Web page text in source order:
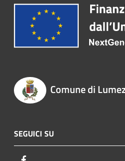
Comune di
SEGUICI SU